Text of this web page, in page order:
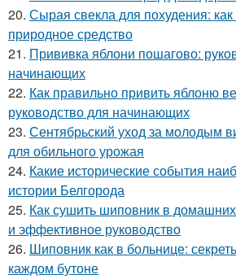
20. Сырая свекла для похудения: как
природное средство
21. Прививка яблони пошагово:
начинающих
22. Как правильно привить яблоню
руководство для начинающих
23. Сентябрьский уход за молодым
для обильного урожая
24. Какие исторические события
истории Белгорода
25. Как сушить шиповник в
и эффективное руководство
26. Шиповник как в больнице:
каждом бутоне